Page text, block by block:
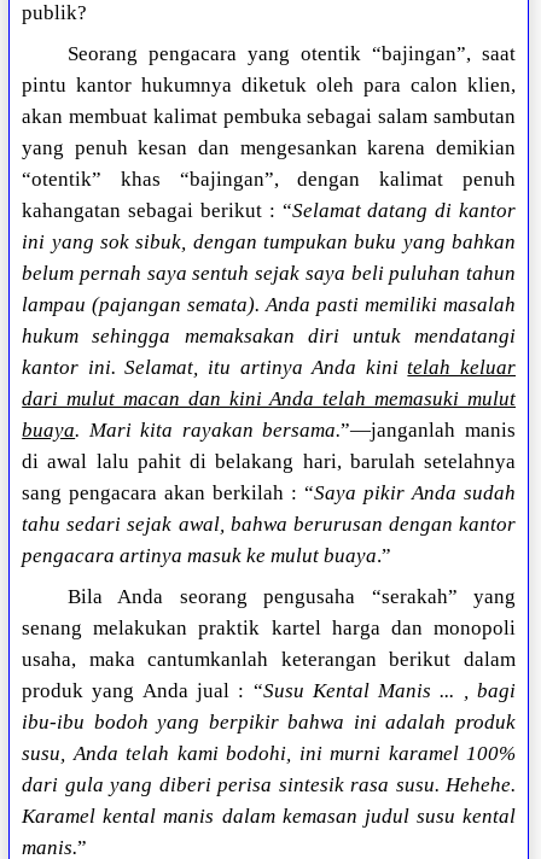
publik?
Seorang pengacara yang otentik “bajingan”, saat
pintu kantor hukumnya diketuk oleh para calon klien,
akan membuat kalimat pembuka sebagai salam sambutan
yang penuh kesan dan mengesankan karena demikian
“otentik” khas “bajingan”, dengan kalimat penuh
kahangatan sebagai berikut : “Selamat datang di kantor
ini yang sok sibuk, dengan tumpukan buku yang bahkan
belum pernah saya sentuh sejak saya beli puluhan tahun
lampau (pajangan semata). Anda pasti memiliki masalah
hukum sehingga memaksakan diri untuk mendatangi
kantor ini. Selamat, itu artinya Anda kinitelah keluar
dari mulut macan dan kini Anda telah memasuki mulut
buaya. Mari kita rayakan bersama.”—janganlah manis
di awal lalu pahit di belakang hari, barulah setelahnya
sang pengacara akan berkilah : “Saya pikir Anda sudah
tahu sedari sejak awal, bahwa berurusan dengan kantor
pengacara artinya masuk ke mulut buaya.”
Bila Anda seorang pengusaha “serakah” yang
senang melakukan praktik kartel harga dan monopoli
usaha, maka cantumkanlah keterangan berikut dalam
produk yang Anda jual : “Susu Kental Manis ... , bagi
ibu-ibu bodoh yang berpikir bahwa ini adalah produk
susu, Anda telah kami bodohi, ini murni karamel 100%
dari gula yang diberi perisa sintesik rasa susu. Hehehe.
Karamel kental manis dalam kemasan judul susu kental
manis.”